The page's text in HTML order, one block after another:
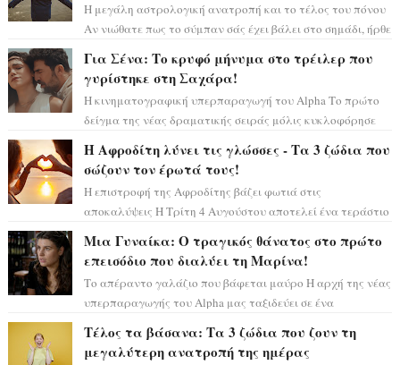
Η μεγάλη αστρολογική ανατροπή και το τέλος του πόνου
Αν νιώθατε πως το σύμπαν σάς έχει βάλει στο σημάδι, ήρθε
Για Σένα: Το κρυφό μήνυμα στο τρέιλερ που
γυρίστηκε στη Σαχάρα!
Η κινηματογραφική υπερπαραγωγή του Alpha Το πρώτο
δείγμα της νέας δραματικής σειράς μόλις κυκλοφόρησε
Η Αφροδίτη λύνει τις γλώσσες - Τα 3 ζώδια που
σώζουν τον έρωτά τους!
Η επιστροφή της Αφροδίτης βάζει φωτιά στις
αποκαλύψεις Η Τρίτη 4 Αυγούστου αποτελεί ένα τεράστιο
Μια Γυναίκα: Ο τραγικός θάνατος στο πρώτο
επεισόδιο που διαλύει τη Μαρίνα!
Το απέραντο γαλάζιο που βάφεται μαύρο Η αρχή της νέας
υπερπαραγωγής του Alpha μας ταξιδεύει σε ένα
Τέλος τα βάσανα: Τα 3 ζώδια που ζουν τη
μεγαλύτερη ανατροπή της ημέρας